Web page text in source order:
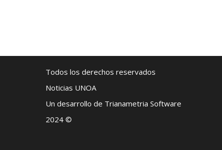
Todos los derechos reservados
Noticias UNOA
Un desarrollo de Trianametria Software
2024 ©